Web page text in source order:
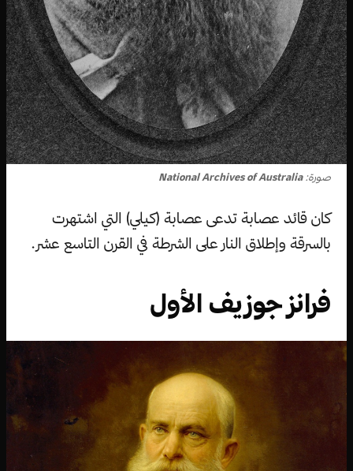
صورة:National Archives of Australia
كان قائد عصابة تدعى عصابة (كيلي) التي اشتهرت
بالسرقة وإطلاق النار على الشرطة في القرن التاسع عشر.
فرانز جوزيف الأول